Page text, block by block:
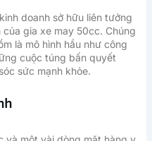
doanh sở hữu liên tưởng
gia xe may 50cc. Chúng
là mô hình hầu như công
cuộc túng bấn quyết
sức mạnh khỏe.